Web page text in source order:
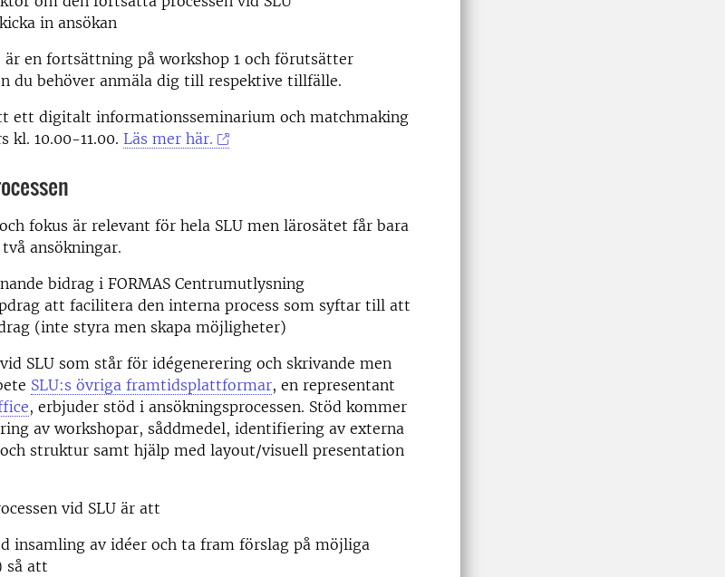
in ansökan
är en fortsättning på workshop 1 och förutsätter
du behöver anmäla dig till respektive tillfälle.
ett digitalt informationsseminarium och matchmaking
kl. 10.00-11.00. Läs mer här.
fokus är relevant för hela SLU men lärosätet får bara
ansökningar.
bidrag i FORMAS Centrumutlysning
att facilitera den interna process som syftar till att
(inte styra men skapa möjligheter)
SLU som står för idégenerering och skrivande men
SLU:s övriga framtidsplattformar, en representant
, erbjuder stöd i ansökningsprocessen. Stöd kommer
av workshopar, såddmedel, identifiering av externa
struktur samt hjälp med layout/visuell presentation
vid SLU är att
insamling av idéer och ta fram förslag på möjliga
så att